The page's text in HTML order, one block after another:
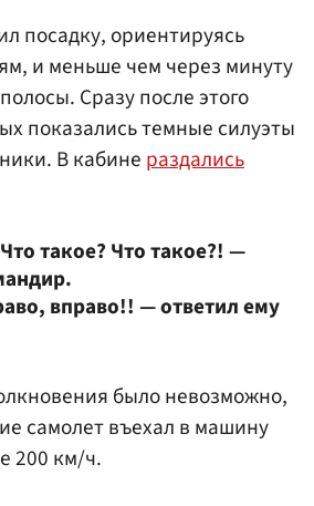
посадку, ориентируясь
и меньше чем через минуту
Сразу после этого
показались темные силуэты
В кабине раздались
такое? Что такое?! —
вправо!! — ответил ему
было невозможно,
самолет въехал в машину
200 км/ч.